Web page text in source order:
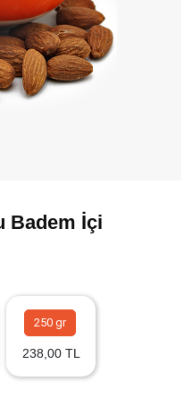
Badem İçi
250 gr
238,00 TL